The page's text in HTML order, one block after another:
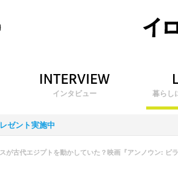
インタビュー 暮らし
ゼント実施中
が古代エジプトを動かしていた？映画『アンノウン: ピ